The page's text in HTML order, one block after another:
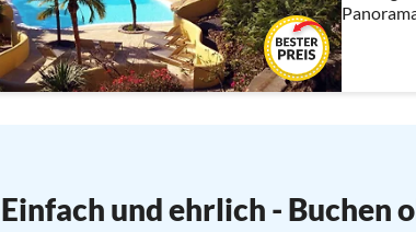
Einfach und ehrlich - Buchen